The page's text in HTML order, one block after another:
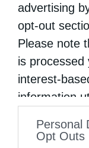
advertising
opt-out
Please note
is processed
interest-
information
to your opt-
Personal
Opt Outs